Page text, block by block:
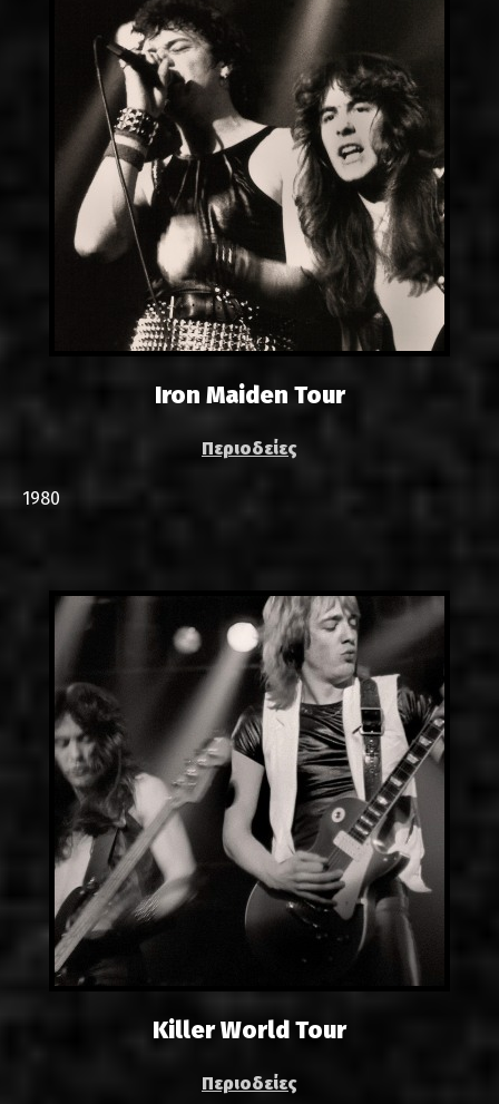
Iron Maiden Tour
Περιοδείες
1980
Killer World Tour
Περιοδείες